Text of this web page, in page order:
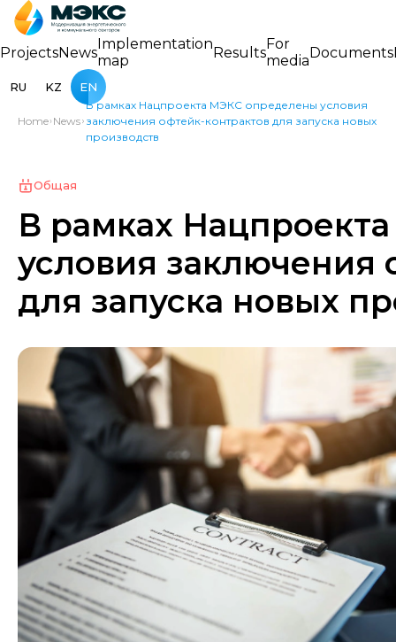
ProjectsNewsImplementation
map
ResultsFor
mediaDocuments
RU KZ EN
Home News
В рамках Нацпроекта МЭКС определены условия
заключения офтейк-контрактов для запуска новых
производств
Общая
В рамках
условия заключения
для запуска новых